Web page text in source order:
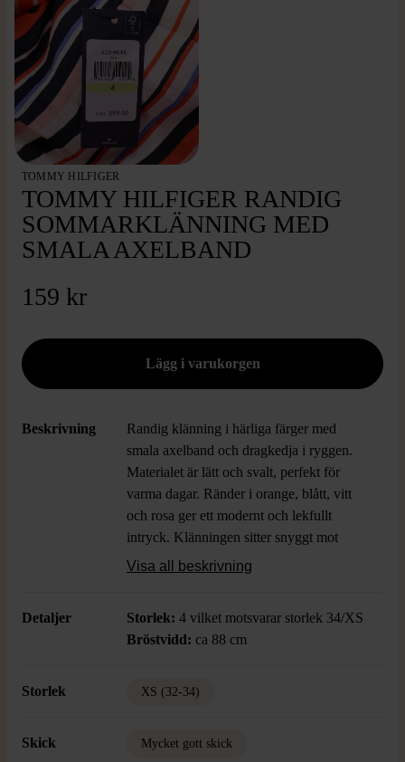
TOMMY HILFIGER
TOMMY HILFIGER RANDIG
SOMMARKLÄNNING MED
SMALA AXELBAND
159 kr
Beskrivning
Randig klänning i härliga färger med
smala axelband och dragkedja i ryggen.
Materialet är lätt och svalt, perfekt för
varma dagar. Ränder i orange, blått, vitt
och rosa ger ett modernt och lekfullt
intryck. Klänningen sitter snyggt mot
kroppen och längden är något under knät
Visa all beskrivning
Detaljer Storlek: 4 vilket motsvarar storlek 34/XS
Bröstvidd: ca 88 cm
Storlek XS (32-34)
Skick Mycket gott skick